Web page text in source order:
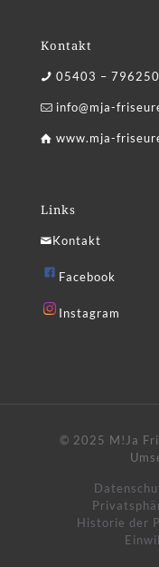
Kontakt
05403 – 796250
info@mja-
www.mja-
Links
Kontakt
Facebook
Instagram
© 2025 M!Ja
Historie der